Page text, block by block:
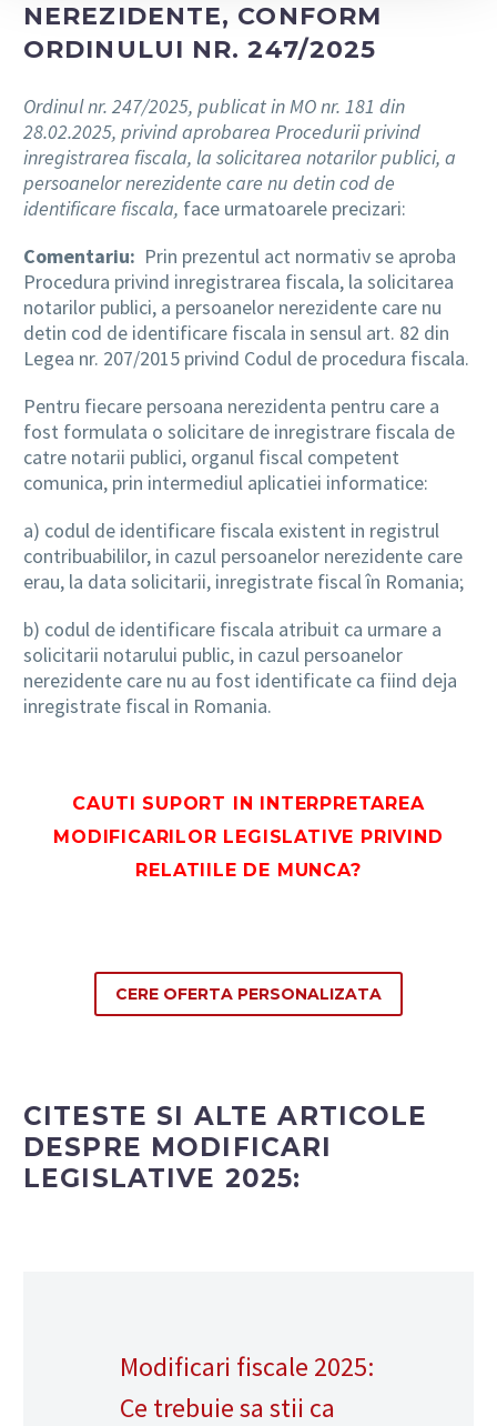
NEREZIDENTE, CONFORM
ORDINULUI NR. 247/2025
Ordinul nr. 247/2025, publicat in MO nr. 181 din
28.02.2025, privind aprobarea Procedurii privind
inregistrarea fiscala, la solicitarea notarilor publici, a
persoanelor nerezidente care nu detin cod de
identificare fiscala, face urmatoarele precizari:
Comentariu: Prin prezentul act normativ se aproba
Procedura privind inregistrarea fiscala, la solicitarea
notarilor publici, a persoanelor nerezidente care nu
detin cod de identificare fiscala in sensul art. 82 din
Legea nr. 207/2015 privind Codul de procedura fiscala.
Pentru fiecare persoana nerezidenta pentru care a
fost formulata o solicitare de inregistrare fiscala de
catre notarii publici, organul fiscal competent
comunica, prin intermediul aplicatiei informatice:
a) codul de identificare fiscala existent in registrul
contribuabililor, in cazul persoanelor nerezidente care
erau, la data solicitarii, inregistrate fiscal în Romania;
b) codul de identificare fiscala atribuit ca urmare a
solicitarii notarului public, in cazul persoanelor
nerezidente care nu au fost identificate ca fiind deja
inregistrate fiscal in Romania.
CAUTI SUPORT IN INTERPRETAREA
MODIFICARILOR LEGISLATIVE PRIVIND
RELATIILE DE MUNCA?
CERE OFERTA PERSONALIZATA
CITESTE SI ALTE ARTICOLE
DESPRE MODIFICARI
LEGISLATIVE 2025:
Modificari fiscale 2025:
Ce trebuie sa stii ca